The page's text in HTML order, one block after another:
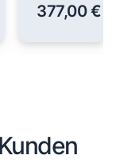
377,00 €